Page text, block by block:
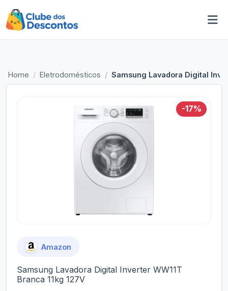
Home Eletrodomésticos Samsung Lavadora Digital
-17%
Amazon
Samsung Lavadora Digital Inverter WW11T
Branca 11kg 127V